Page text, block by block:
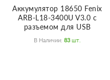
Аккумулятор 18650 Fenix
ARB-L18-3400U V3.0 с
разъемом для USB
В Наличии: 83 Шт.